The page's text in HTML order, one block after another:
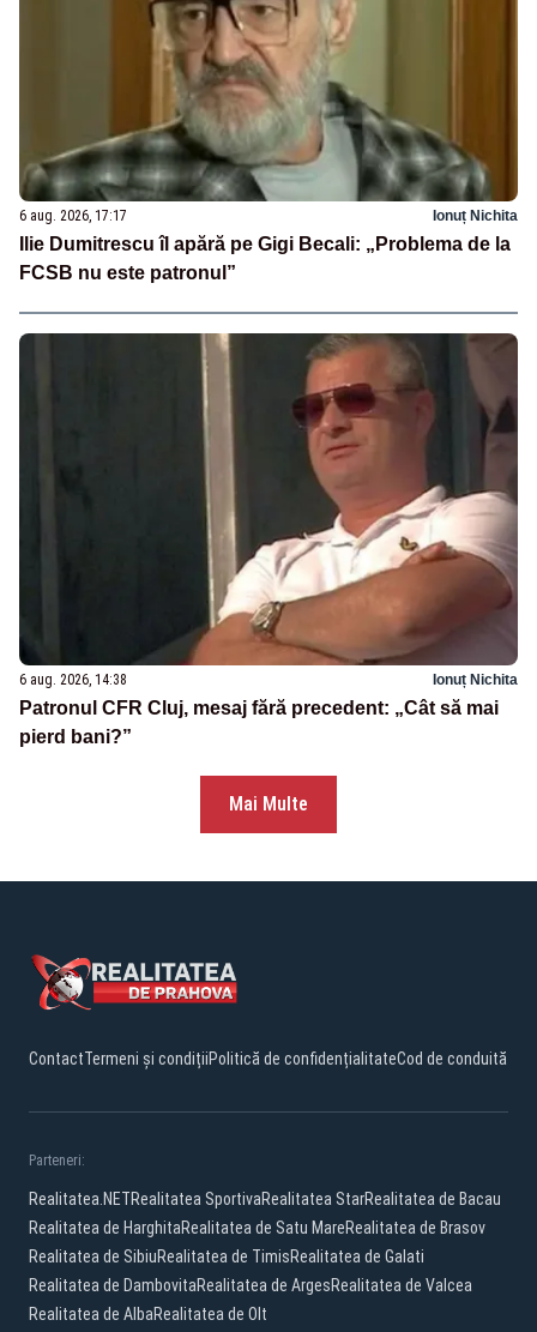
6 aug. 2026, 17:17 Ionuț Nichita
Ilie Dumitrescu îl apără pe Gigi Becali: „Problema de la
FCSB nu este patronul”
6 aug. 2026, 14:38 Ionuț Nichita
Patronul CFR Cluj, mesaj fără precedent: „Cât să mai
pierd bani?”
Mai Multe
ContactTermeni și condițiiPolitică de confidențialitateCod de conduită
Parteneri:
Realitatea.NETRealitatea SportivaRealitatea StarRealitatea de Bacau
Realitatea de HarghitaRealitatea de Satu MareRealitatea de Brasov
Realitatea de SibiuRealitatea de TimisRealitatea de Galati
Realitatea de DambovitaRealitatea de ArgesRealitatea de Valcea
Realitatea de AlbaRealitatea de Olt